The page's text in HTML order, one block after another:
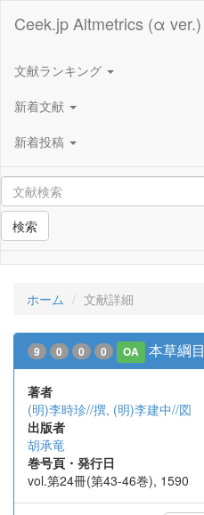
Ceek.jp Altmetrics (α ver.)
文献ランキング
新着文献
新着投稿
検索
ホーム 文献詳細
9 0 0 0 OA 本草綱目
著者
(明)李時珍//撰, (明)李建中//図
出版者
胡承竜
巻号頁・発行日
vol.第24冊(第43-46巻), 1590